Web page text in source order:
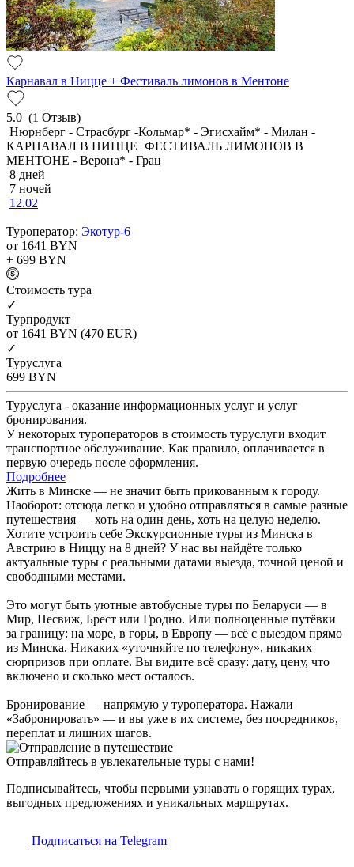
Карнавал в Ницце + Фестиваль лимонов в Ментоне
5.0 (1 Отзыв)
Нюрнберг - Страсбург -Кольмар* - Эгисхайм* - Милан -
КАРНАВАЛ В НИЦЦЕ+ФЕСТИВАЛЬ ЛИМОНОВ В
МЕНТОНЕ - Верона* - Грац
8 дней
7 ночей
12.02
Туроператор: Экотур-6
от 1641 BYN
+ 699 BYN
Cтоимость тура
✓
Турпродукт
от 1641 BYN (470 EUR)
✓
Туруслуга
699 BYN
Туруслуга - оказание информационных услуг и услуг
бронирования.
У некоторых туроператоров в стоимость туруслуги входит
транспортное обслуживание. Как правило, оплачивается в
первую очередь после оформления.
Подробнее
Жить в Минске — не значит быть прикованным к городу.
Наоборот: отсюда легко и удобно отправляться в самые разные
путешествия — хоть на один день, хоть на целую неделю.
Хотите устроить себе Экскурсионные туры из Минска в
Австрию в Ниццу на 8 дней? У нас вы найдёте только
актуальные туры с реальными датами выезда, точной ценой и
свободными местами.
Это могут быть уютные автобусные туры по Беларуси — в
Мир, Несвиж, Брест или Гродно. Или полноценные путёвки
за границу: на море, в горы, в Европу — всё с выездом прямо
из Минска. Никаких «уточняйте по телефону», никаких
сюрпризов при оплате. Вы видите всё сразу: дату, цену, что
включено и сколько мест осталось.
Бронирование — напрямую у туроператора. Нажали
«Забронировать» — и вы уже в их системе, без посредников,
переплат и лишних шагов.
Отправляйтесь в увлекательные туры с нами!
Подписывайтесь, чтобы первыми узнавать о горящих турах,
выгодных предложениях и уникальных маршрутах.
Подписаться на Telegram